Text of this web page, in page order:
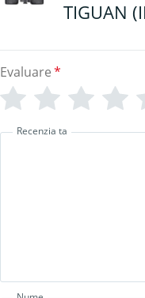
TIGUAN
Evaluare*
Recenzia ta